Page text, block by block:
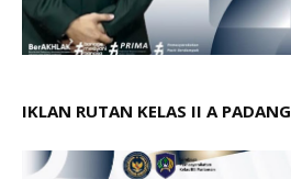
IKLAN RUTAN KELAS II A PADANG